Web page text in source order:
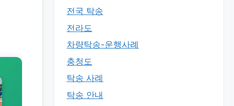
전국 탁송
전라도
차량탁송-운행사례
충청도
탁송 사례
탁송 안내